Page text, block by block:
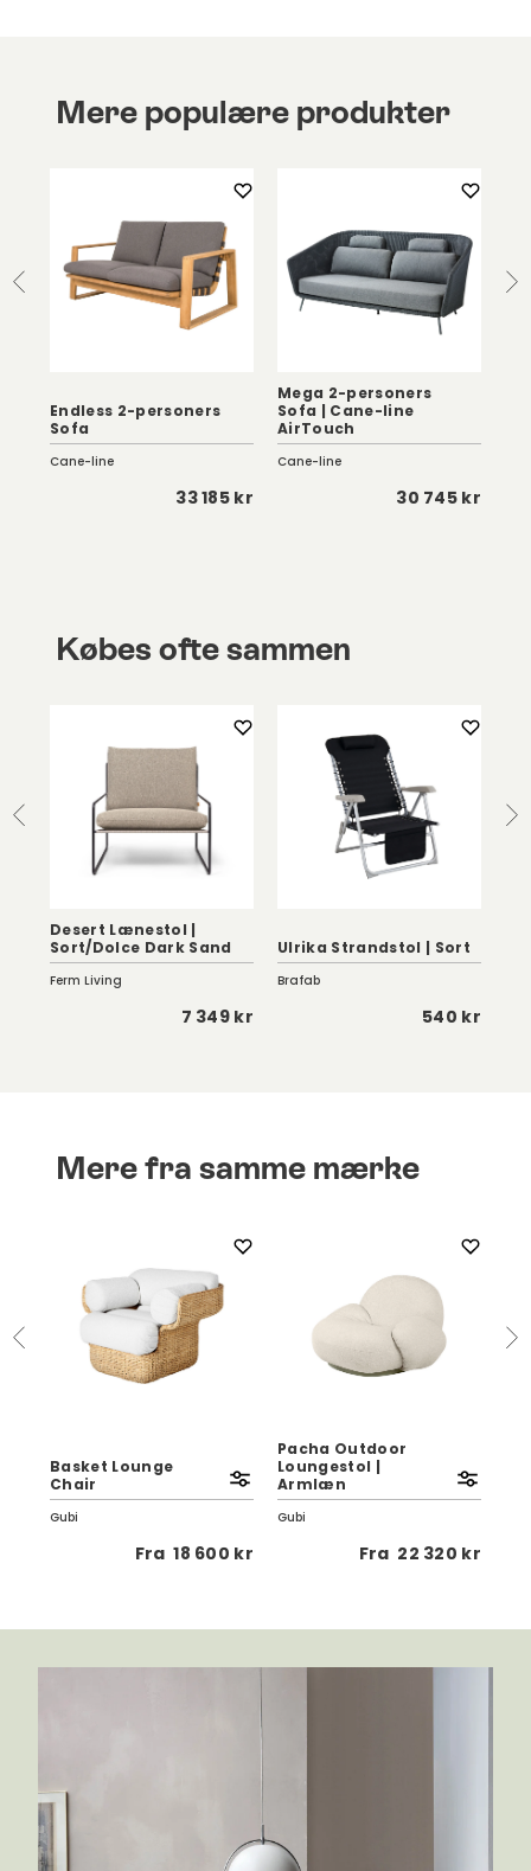
Mere populære produkter
Endless 2-personers
Sofa
Cane-line
33 185 kr
Mega 2-personers
Sofa | Cane-line
AirTouch
Cane-line
30 745 kr
Købes ofte sammen
Desert Lænestol |
Sort/Dolce Dark Sand
Ferm Living
7 349 kr
Ulrika Strandstol | Sort
Brafab
540 kr
Mere fra samme mærke
Basket Lounge
Chair
Gubi
Fra 18 600 kr
Pacha Outdoor
Loungestol |
Armlæn
Gubi
Fra 22 320 kr